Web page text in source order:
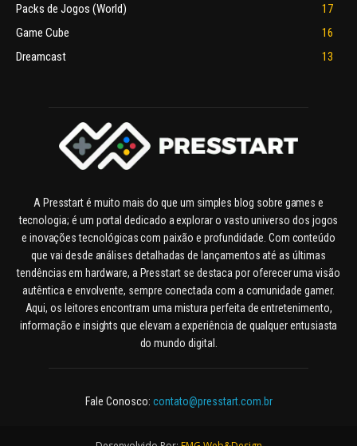
Packs de Jogos (World)
17
Game Cube
16
Dreamcast
13
A Presstart é muito mais do que um simples blog sobre games e
tecnologia; é um portal dedicado a explorar o vasto universo dos jogos
e inovações tecnológicas com paixão e profundidade. Com conteúdo
que vai desde análises detalhadas de lançamentos até as últimas
tendências em hardware, a Presstart se destaca por oferecer uma visão
autêntica e envolvente, sempre conectada com a comunidade gamer.
Aqui, os leitores encontram uma mistura perfeita de entretenimento,
informação e insights que elevam a experiência de qualquer entusiasta
do mundo digital.
Fale Conosco: contato@presstart.com.br